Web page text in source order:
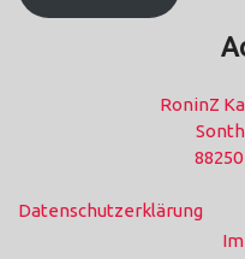
RoninZ
Datenschutzerklärung